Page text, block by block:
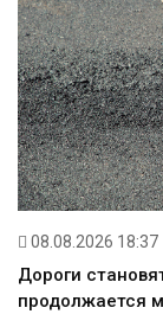
08.08.2026 18:37
Дороги
продолжается